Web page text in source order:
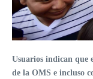
Usuarios indican que
de la OMS e incluso